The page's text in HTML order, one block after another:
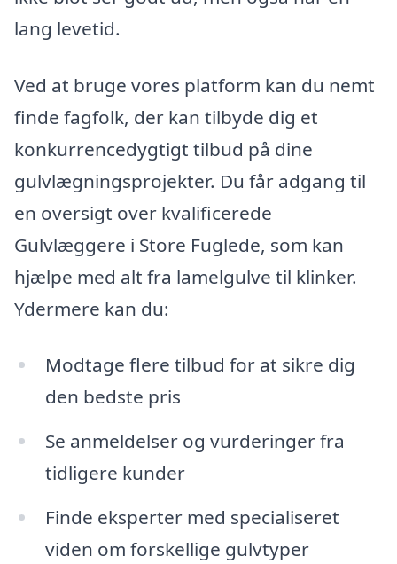
lang levetid.
Ved at bruge vores platform kan du nemt
finde fagfolk, der kan tilbyde dig et
konkurrencedygtigt tilbud på dine
gulvlægningsprojekter. Du får adgang til
en oversigt over kvalificerede
Gulvlæggere i Store Fuglede, som kan
hjælpe med alt fra lamelgulve til klinker.
Ydermere kan du:
Modtage flere tilbud for at sikre dig
den bedste pris
Se anmeldelser og vurderinger fra
tidligere kunder
Finde eksperter med specialiseret
viden om forskellige gulvtyper